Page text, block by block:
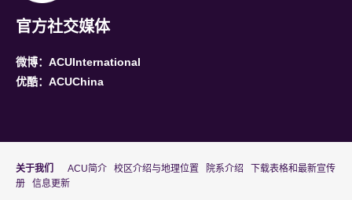
官方社交媒体
微博：ACUInternational
优酷：ACUChina
关于我们 ACU简介 校区介绍与地理位置 院系介绍
下载表格和最新宣传
册
信息更新